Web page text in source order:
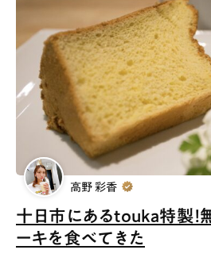
十日市にあるtouka特製！
ーキを食べてきた
高野 彩香